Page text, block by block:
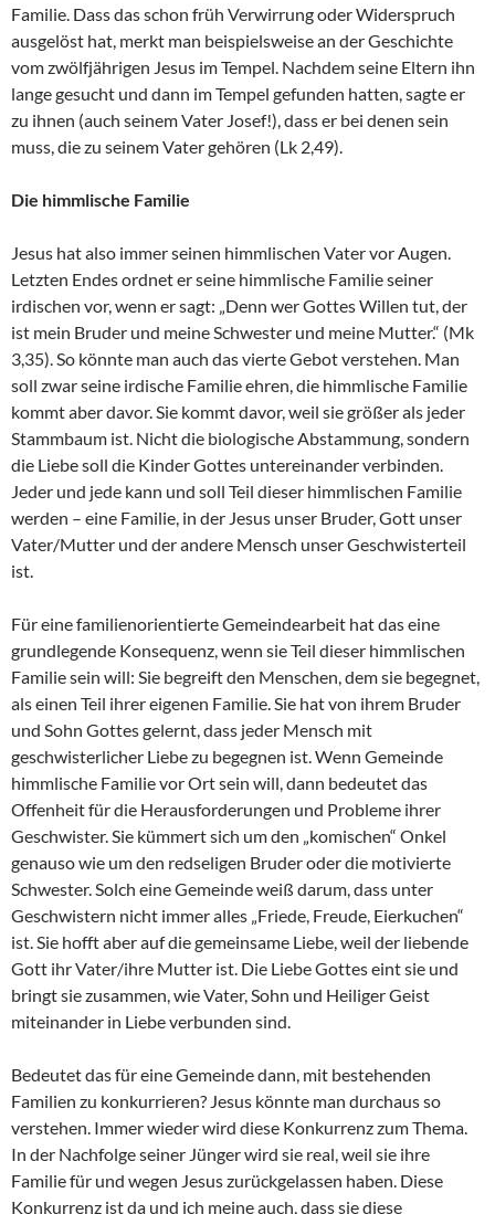
Familie. Dass das schon früh Verwirrung oder Widerspruch
ausgelöst hat, merkt man beispielsweise an der Geschichte
vom zwölfjährigen Jesus im Tempel. Nachdem seine Eltern ihn
lange gesucht und dann im Tempel gefunden hatten, sagte er
zu ihnen (auch seinem Vater Josef!), dass er bei denen sein
muss, die zu seinem Vater gehören (Lk 2,49).
Die himmlische Familie
Jesus hat also immer seinen himmlischen Vater vor Augen.
Letzten Endes ordnet er seine himmlische Familie seiner
irdischen vor, wenn er sagt: „Denn wer Gottes Willen tut, der
ist mein Bruder und meine Schwester und meine Mutter.“ (Mk
3,35). So könnte man auch das vierte Gebot verstehen. Man
soll zwar seine irdische Familie ehren, die himmlische Familie
kommt aber davor. Sie kommt davor, weil sie größer als jeder
Stammbaum ist. Nicht die biologische Abstammung, sondern
die Liebe soll die Kinder Gottes untereinander verbinden.
Jeder und jede kann und soll Teil dieser himmlischen Familie
werden – eine Familie, in der Jesus unser Bruder, Gott unser
Vater/Mutter und der andere Mensch unser Geschwisterteil
ist.
Für eine familienorientierte Gemeindearbeit hat das eine
grundlegende Konsequenz, wenn sie Teil dieser himmlischen
Familie sein will: Sie begreift den Menschen, dem sie begegnet,
als einen Teil ihrer eigenen Familie. Sie hat von ihrem Bruder
und Sohn Gottes gelernt, dass jeder Mensch mit
geschwisterlicher Liebe zu begegnen ist. Wenn Gemeinde
himmlische Familie vor Ort sein will, dann bedeutet das
Offenheit für die Herausforderungen und Probleme ihrer
Geschwister. Sie kümmert sich um den „komischen“ Onkel
genauso wie um den redseligen Bruder oder die motivierte
Schwester. Solch eine Gemeinde weiß darum, dass unter
Geschwistern nicht immer alles „Friede, Freude, Eierkuchen“
ist. Sie hofft aber auf die gemeinsame Liebe, weil der liebende
Gott ihr Vater/ihre Mutter ist. Die Liebe Gottes eint sie und
bringt sie zusammen, wie Vater, Sohn und Heiliger Geist
miteinander in Liebe verbunden sind.
Bedeutet das für eine Gemeinde dann, mit bestehenden
Familien zu konkurrieren? Jesus könnte man durchaus so
verstehen. Immer wieder wird diese Konkurrenz zum Thema.
In der Nachfolge seiner Jünger wird sie real, weil sie ihre
Familie für und wegen Jesus zurückgelassen haben. Diese
Konkurrenz ist da und ich meine auch, dass sie diese